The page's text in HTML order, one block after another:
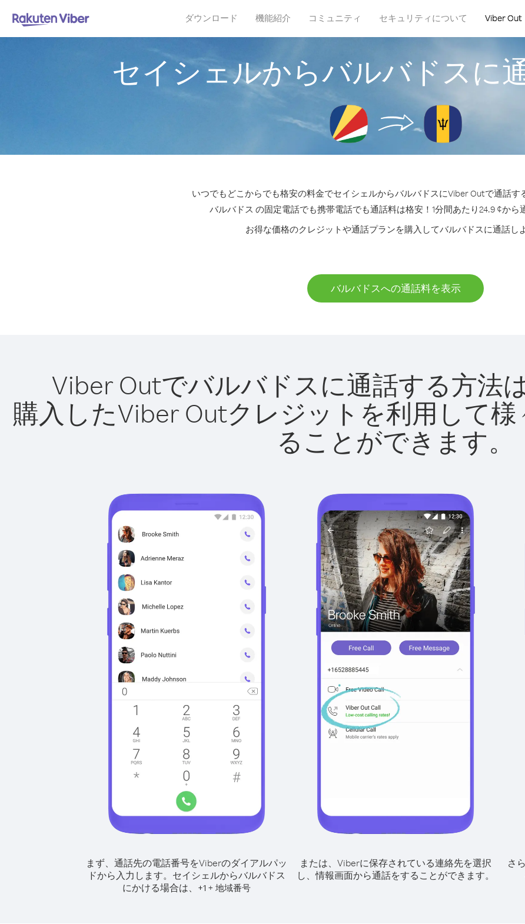
ダウンロード 機能紹介 コミュニティ セキュリティについて Viber Out
セイシェルからバルバドスに
いつでもどこからでも格安の料金でセイシェルからバルバドスにViber Outで通話す
バルバドス の固定電話でも携帯電話でも通話料は格安！1分間あたり24.9 ¢から
お得な価格のクレジットや通話プランを購入してバルバドスに通話し
バルバドスへの通話料を表示
Viber Outでバルバドスに通話する方法
購入したViber Outクレジットを利用して
ることができます。
まず、通話先の電話番号をViberのダイアルパッ
ドから入力します。 セイシェルからバルバドス
にかける場合は、 +1 + 地域番号
または、Viberに保存されている連絡先を選択
し、情報画面から通話をすることができます。
さ